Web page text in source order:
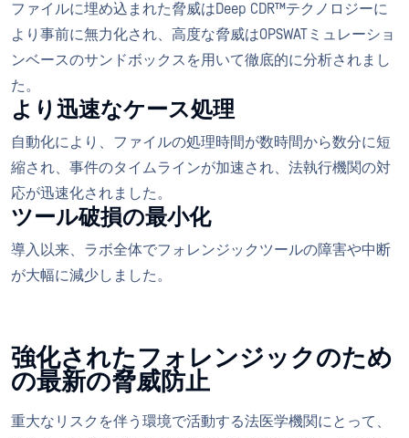
ファイルに埋め込まれた脅威はDeep CDR™テクノロジーに
より事前に無力化され、高度な脅威はOPSWATミュレーショ
ンベースのサンドボックスを用いて徹底的に分析されまし
た。
より迅速なケース処理
自動化により、ファイルの処理時間が数時間から数分に短
縮され、事件のタイムラインが加速され、法執行機関の対
応が迅速化されました。
ツール破損の最小化
導入以来、ラボ全体でフォレンジックツールの障害や中断
が大幅に減少しました。
強化されたフォレンジックのため
の最新の脅威防止
重大なリスクを伴う環境で活動する法医学機関にとって、